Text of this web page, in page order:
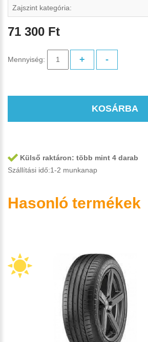
Zajszint kategória:
71 300 Ft
Mennyiség: + -
KOSÁRBA
Külső raktáron: több mint 4 darab
Szállítási idő:1-2 munkanap
Hasonló termékek